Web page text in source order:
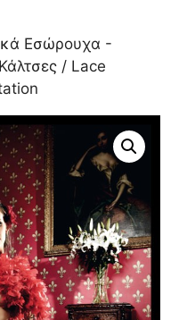
Εσώρουχα -
/ Lace